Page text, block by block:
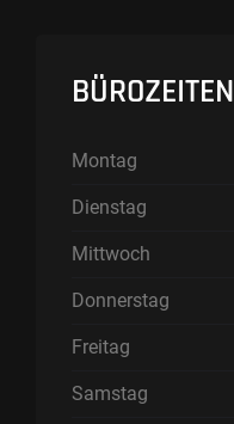
BÜROZEITEN
Montag
Dienstag
Mittwoch
Donnerstag
Freitag
Samstag